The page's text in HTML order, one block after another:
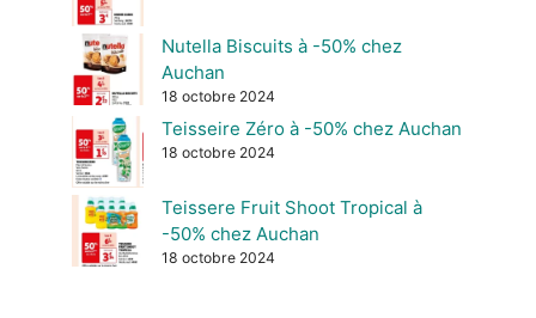
Nutella Biscuits à -50% chez
Auchan
18 octobre 2024
Teisseire Zéro à -50% chez Auchan
18 octobre 2024
Teissere Fruit Shoot Tropical à
-50% chez Auchan
18 octobre 2024